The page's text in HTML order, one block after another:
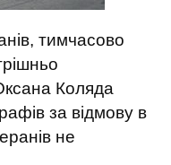
тимчасово
Коляда
за відмову в
не